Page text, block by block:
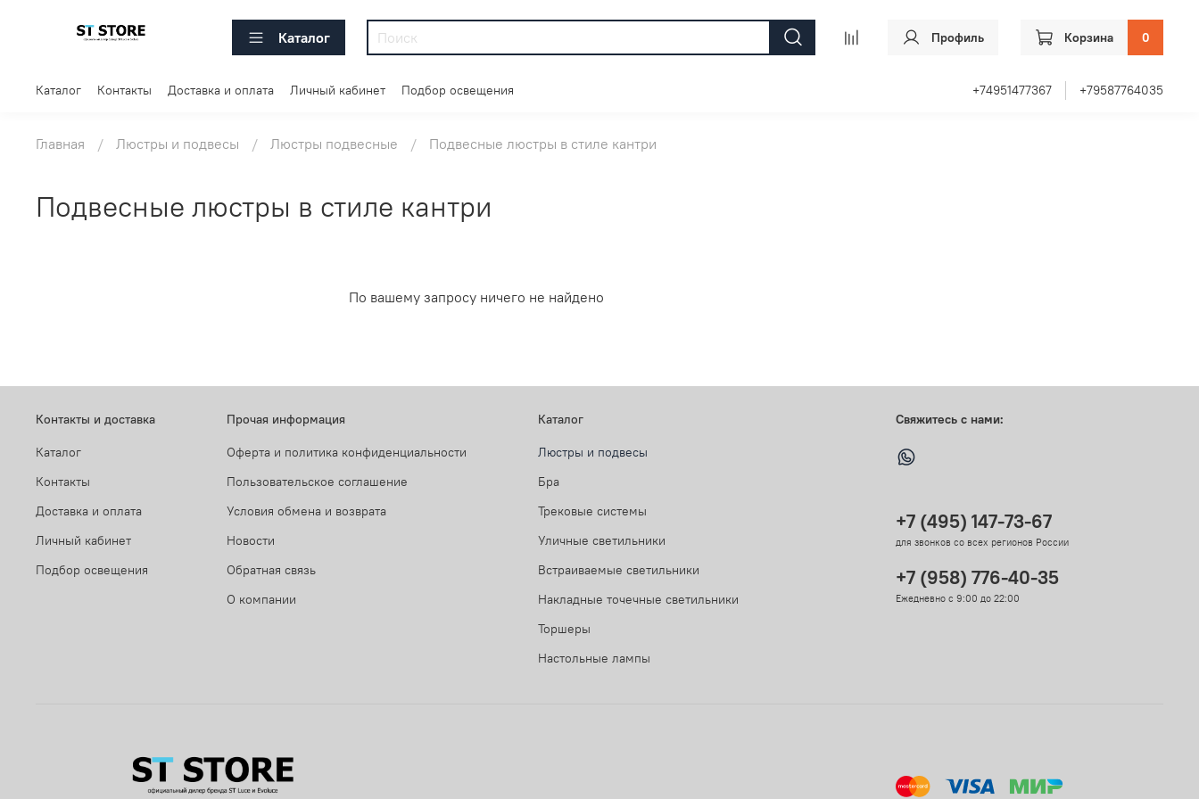
Каталог Профиль Корзина 0
Каталог Контакты Доставка и оплата Личный кабинет Подбор освещения +74951477367 +79587764035
Главная Люстры и подвесы Люстры подвесные Подвесные люстры в стиле кантри
Подвесные люстры в стиле кантри
По вашему запросу ничего не найдено
Контакты и доставка
Каталог
Контакты
Доставка и оплата
Личный кабинет
Подбор освещения
Прочая информация
Оферта и политика конфиденциальности
Пользовательское соглашение
Условия обмена и возврата
Новости
Обратная связь
О компании
Каталог
Люстры и подвесы
Бра
Трековые системы
Уличные светильники
Встраиваемые светильники
Накладные точечные светильники
Торшеры
Настольные лампы
Свяжитесь с нами:
+7 (495) 147-73-67
для звонков со всех регионов России
+7 (958) 776-40-35
Ежедневно с 9:00 до 22:00